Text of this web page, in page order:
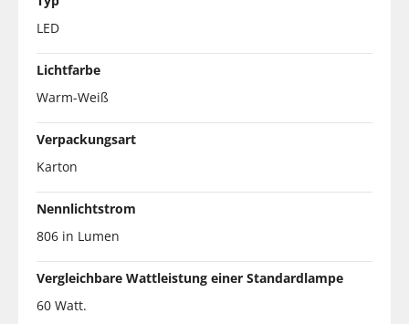
LED
Lichtfarbe
Warm-Weiß
Verpackungsart
Karton
Nennlichtstrom
806 in Lumen
Vergleichbare Wattleistung einer Standardlampe
60 Watt.